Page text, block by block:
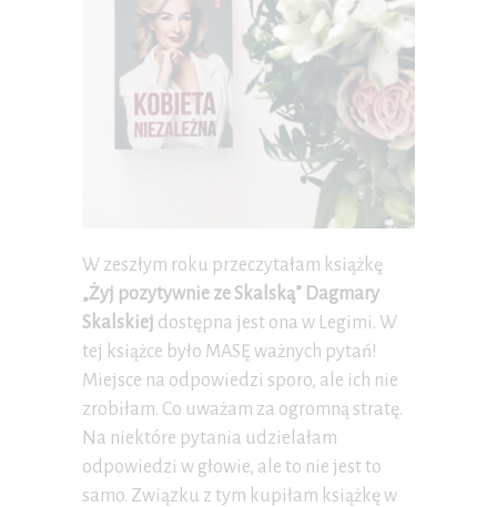
W zeszłym roku przeczytałam książkę
„Żyj pozytywnie ze Skalską” Dagmary
Skalskiej dostępna jest ona w Legimi. W
tej książce było MASĘ ważnych pytań!
Miejsce na odpowiedzi sporo, ale ich nie
zrobiłam. Co uważam za ogromną stratę.
Na niektóre pytania udzielałam
odpowiedzi w głowie, ale to nie jest to
samo. Związku z tym kupiłam książkę w